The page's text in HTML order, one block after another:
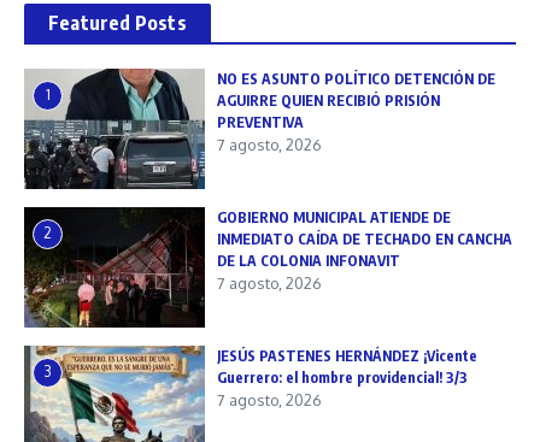
Featured Posts
1
NO ES ASUNTO POLÍTICO DETENCIÓN DE
AGUIRRE QUIEN RECIBIÓ PRISIÓN
PREVENTIVA
7 agosto, 2026
2
GOBIERNO MUNICIPAL ATIENDE DE
INMEDIATO CAÍDA DE TECHADO EN CANCHA
DE LA COLONIA INFONAVIT
7 agosto, 2026
3
JESÚS PASTENES HERNÁNDEZ ¡Vicente
Guerrero: el hombre providencial! 3/3
7 agosto, 2026